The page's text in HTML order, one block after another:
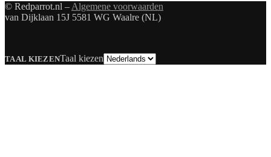
© Redparrot.nl – Algemene voorwaarden
van Dijklaan 15J 5581 WG Waalre (NL)
TAAL KIEZENTaal kiezen